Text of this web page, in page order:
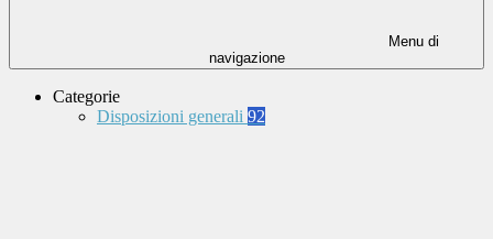
Menu di
navigazione
Categorie
Disposizioni generali 92